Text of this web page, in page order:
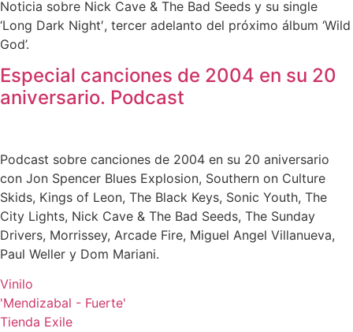
Noticia sobre Nick Cave & The Bad Seeds y su single
‘Long Dark Night′, tercer adelanto del próximo álbum ‘Wild
God’.
Especial canciones de 2004 en su 20
aniversario. Podcast
Podcast sobre canciones de 2004 en su 20 aniversario
con Jon Spencer Blues Explosion, ​Southern on Culture
Skids, Kings of Leon, The Black Keys, Sonic Youth, The
City Lights, Nick Cave & The Bad Seeds, The Sunday
Drivers, Morrissey, Arcade Fire, Miguel Angel Villanueva,
Paul Weller y Dom Mariani.
Vinilo
'Mendizabal - Fuerte'
Tienda Exile